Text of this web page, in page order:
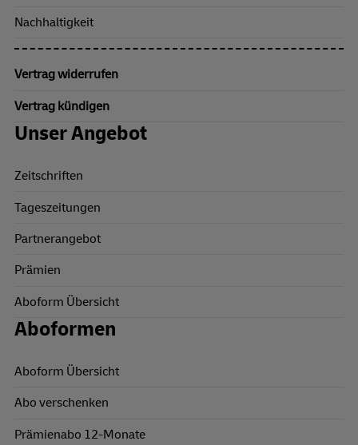
Nachhaltigkeit
Vertrag widerrufen
Vertrag kündigen
Unser Angebot
Zeitschriften
Tageszeitungen
Partnerangebot
Prämien
Aboform Übersicht
Aboformen
Aboform Übersicht
Abo verschenken
Prämienabo 12-Monate